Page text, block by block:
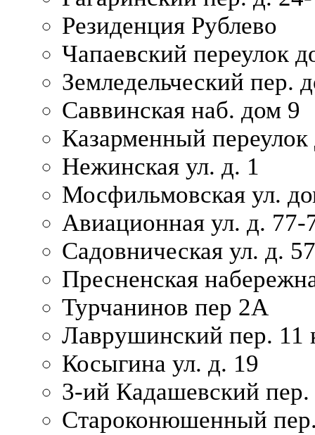
Резиденция Рублево
Чапаевский переулок
Земледельческий пер.
Саввинская наб. дом 9
Казарменный переулок
Нежинская ул. д. 1
Мосфильмовская ул.
Авиационная ул. д. 77-
Садовническая ул. д.
Пресненская
Турчанинов пер 2А
Лаврушинский пер. 11
Косыгина ул. д. 19
3-ий Кадашевский пер.
Староконюшенный